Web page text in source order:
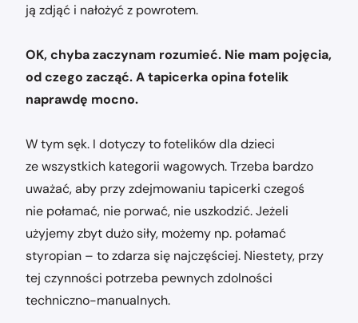
ją zdjąć i nałożyć z powrotem.
OK, chyba zaczynam rozumieć. Nie mam pojęcia,
od czego zacząć. A tapicerka opina fotelik
naprawdę mocno.
W tym sęk. I dotyczy to fotelików dla dzieci
ze wszystkich kategorii wagowych. Trzeba bardzo
uważać, aby przy zdejmowaniu tapicerki czegoś
nie połamać, nie porwać, nie uszkodzić. Jeżeli
użyjemy zbyt dużo siły, możemy np. połamać
styropian – to zdarza się najczęściej. Niestety, przy
tej czynności potrzeba pewnych zdolności
techniczno-manualnych.